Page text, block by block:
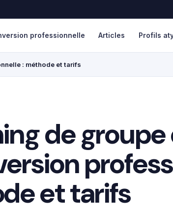
professionnelle Articles Profils
: méthode et tarifs
de groupe
et tarifs